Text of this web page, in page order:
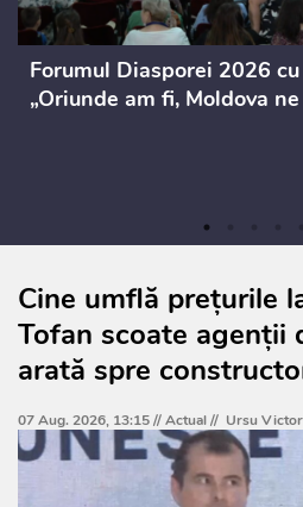
Forumul Diasporei 2026
„Oriunde am fi, Moldova
Cine umflă prețurile
Tofan scoate agenții
arată spre
07 Aug. 2026, 13:15 //Actual// Ursu Victor